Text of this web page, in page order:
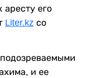
его
Liter.kz со
и ее